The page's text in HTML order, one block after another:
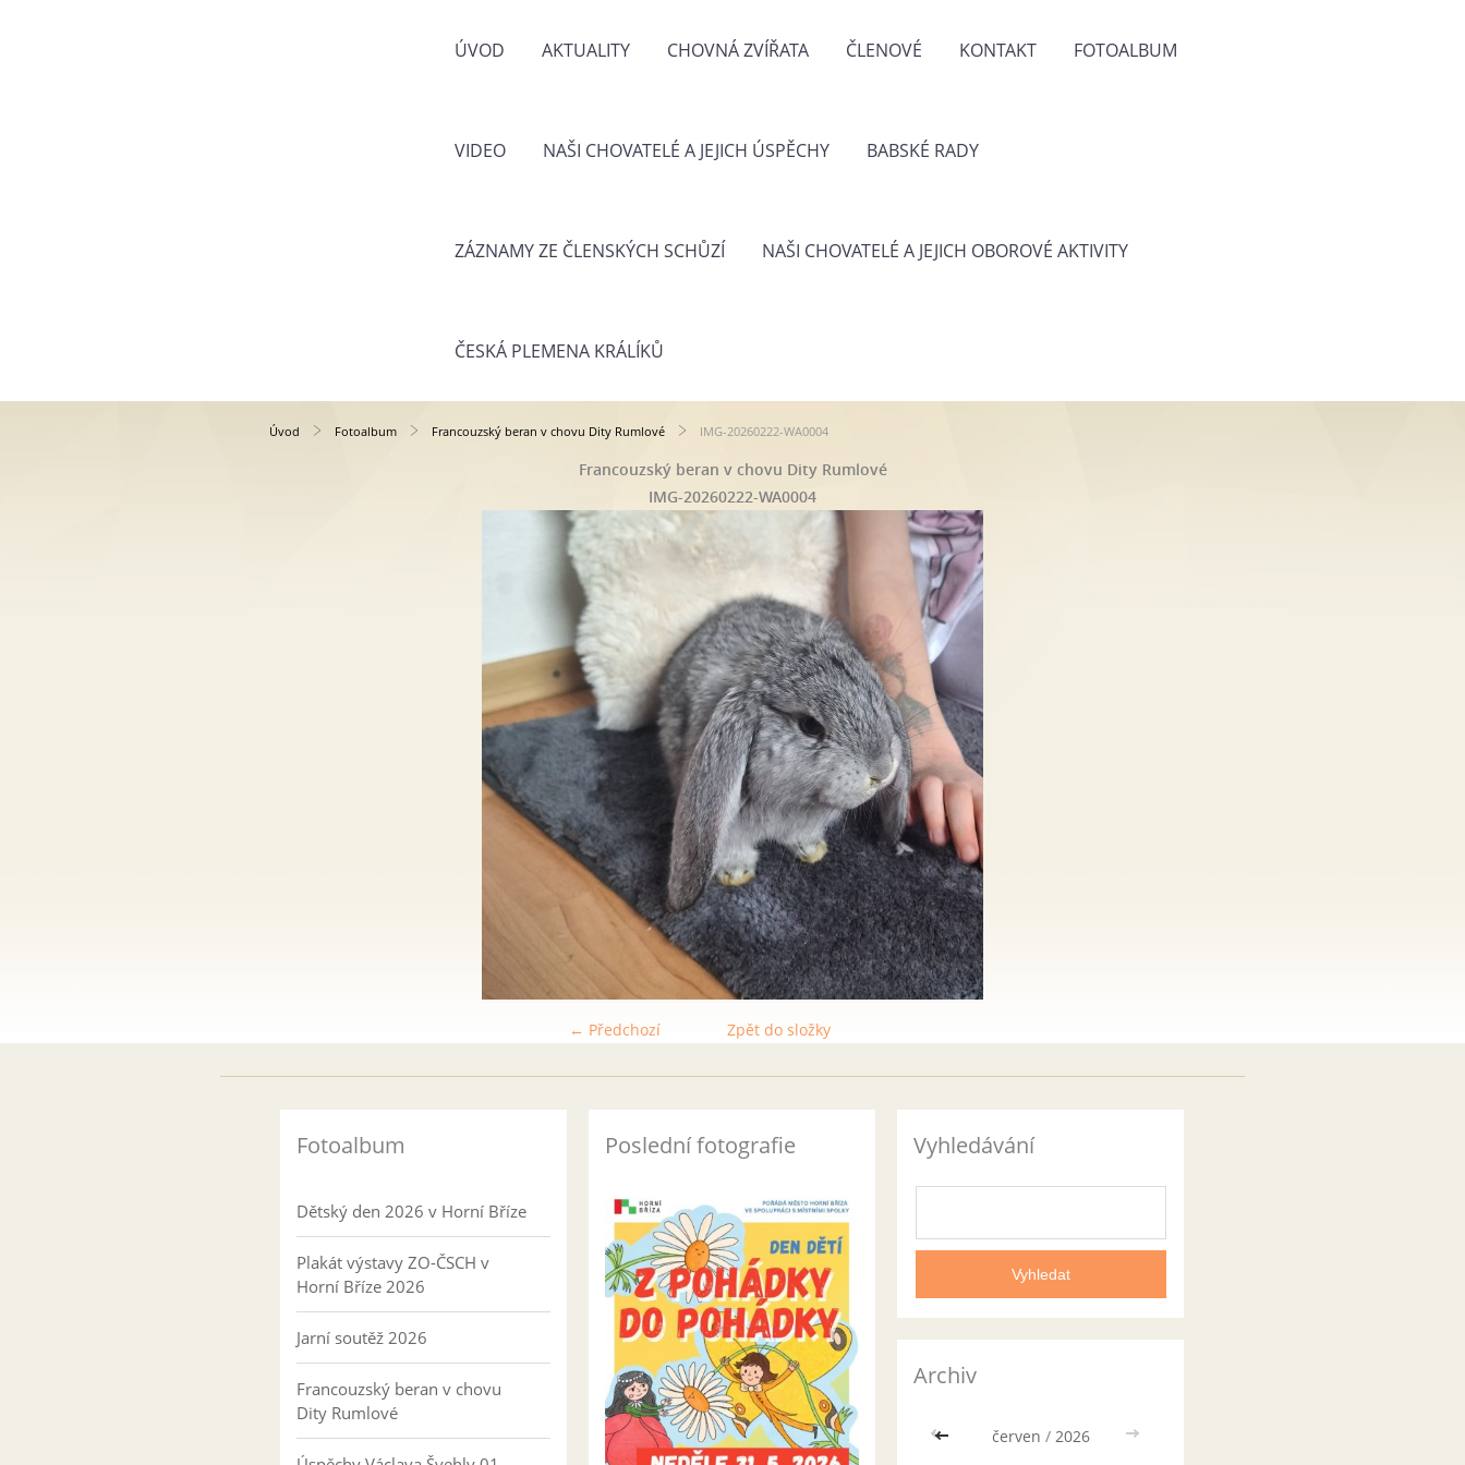
ÚVOD AKTUALITY CHOVNÁ ZVÍŘATA ČLENOVÉ KONTAKT FOTOALBUM
VIDEO NAŠI CHOVATELÉ A JEJICH ÚSPĚCHY BABSKÉ RADY
ZÁZNAMY ZE ČLENSKÝCH SCHŮZÍ NAŠI CHOVATELÉ A JEJICH OBOROVÉ AKTIVITY
ČESKÁ PLEMENA KRÁLÍKŮ
Úvod Fotoalbum Francouzský beran v chovu Dity Rumlové IMG-20260222-WA0004
Francouzský beran v chovu Dity Rumlové
IMG-20260222-WA0004
← Předchozí Zpět do složky
Fotoalbum
Dětský den 2026 v Horní Bříze
Plakát výstavy ZO-ČSCH v
Horní Bříze 2026
Jarní soutěž 2026
Francouzský beran v chovu
Dity Rumlové
Poslední fotografie Vyhledávání
Archiv
<< červen / 2026 >>